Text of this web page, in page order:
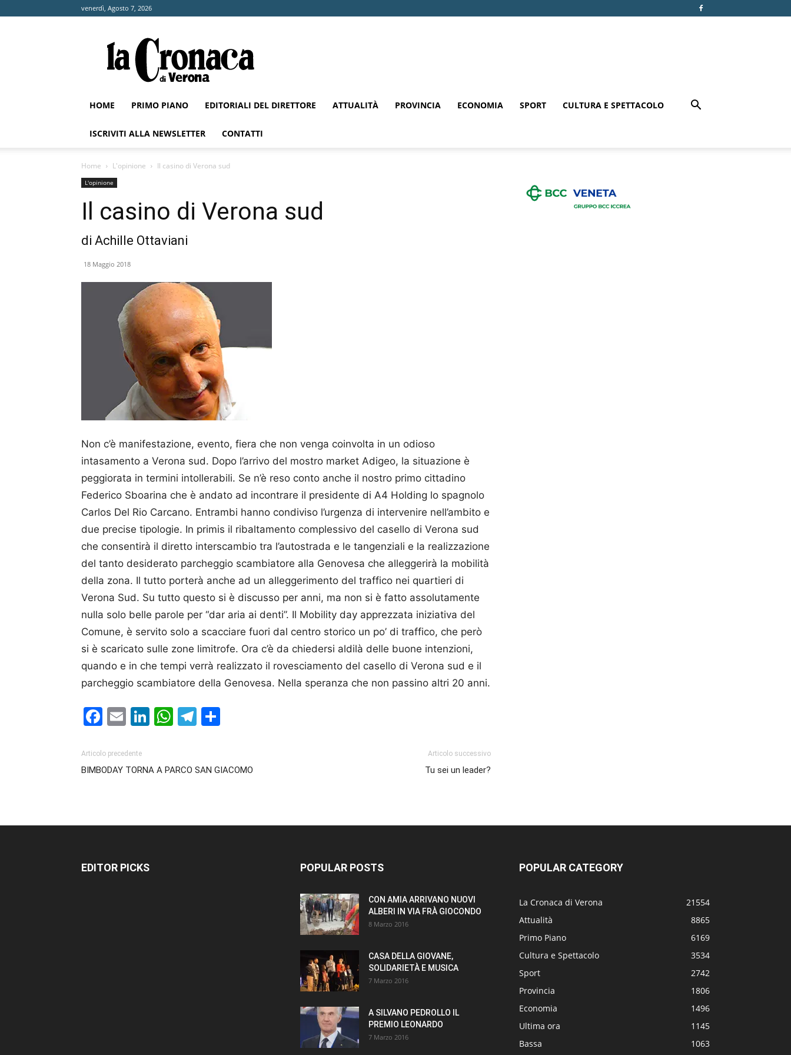
venerdì, Agosto 7, 2026
Cronaca
di
Verona
HOME PRIMO PIANO EDITORIALI DEL DIRETTORE ATTUALITÀ PROVINCIA ECONOMIA SPORT CULTURA E SPETTACOLO
ISCRIVITI ALLA NEWSLETTER CONTATTI
Home L'opinione Il casino di Verona sud
L'opinione
Il casino di Verona sud
di Achille Ottaviani
18 Maggio 2018
Non c’è manifestazione, evento, fiera che non venga coinvolta in un odioso
intasamento a Verona sud. Dopo l’arrivo del mostro market Adigeo, la situazione è
peggiorata in termini intollerabili. Se n’è reso conto anche il nostro primo cittadino
Federico Sboarina che è andato ad incontrare il presidente di A4 Holding lo spagnolo
Carlos Del Rio Carcano. Entrambi hanno condiviso l’urgenza di intervenire nell’ambito e
due precise tipologie. In primis il ribaltamento complessivo del casello di Verona sud
che consentirà il diretto interscambio tra l’autostrada e le tangenziali e la realizzazione
del tanto desiderato parcheggio scambiatore alla Genovesa che alleggerirà la mobilità
della zona. Il tutto porterà anche ad un alleggerimento del traffico nei quartieri di
Verona Sud. Su tutto questo si è discusso per anni, ma non si è fatto assolutamente
nulla solo belle parole per “dar aria ai denti”. Il Mobility day apprezzata iniziativa del
Comune, è servito solo a scacciare fuori dal centro storico un po’ di traffico, che però
si è scaricato sulle zone limitrofe. Ora c’è da chiedersi aldilà delle buone intenzioni,
quando e in che tempi verrà realizzato il rovesciamento del casello di Verona sud e il
parcheggio scambiatore della Genovesa. Nella speranza che non passino altri 20 anni.
Facebook
EmailLinkedIn
WhatsApp
Telegram
Articolo precedente
BIMBODAY TORNA A PARCO SAN GIACOMO
Articolo successivo
Tu sei un leader?
EDITOR PICKS POPULAR POSTS
CON AMIA ARRIVANO NUOVI
ALBERI IN VIA FRÀ GIOCONDO
8 Marzo 2016
CASA DELLA GIOVANE,
SOLIDARIETÀ E MUSICA
7 Marzo 2016
A SILVANO PEDROLLO IL
PREMIO LEONARDO
7 Marzo 2016
POPULAR CATEGORY
La Cronaca di Verona
21554
Attualità
8865
Primo Piano
6169
Cultura e Spettacolo
3534
Sport
2742
Provincia
1806
Economia
1496
Ultima ora
1145
Bassa
1063